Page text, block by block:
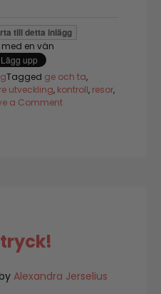
till detta inlägg
med en vän
Tagged ge och ta,
utveckling, kontroll, resor,
a Commenton
Alexandra Jerselius